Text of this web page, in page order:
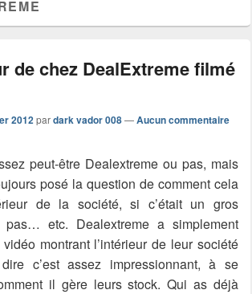
de chez DealExtreme filmé
2012 pardark vador 008 —Aucun commentaire
peut-être Dealextreme ou pas, mais
posé la question de comment cela
de la société, si c’était un gros
pas… etc. Dealextreme a simplement
montrant l’intérieur de leur société
c’est assez impressionnant, à se
il gère leurs stock. Qui as déjà